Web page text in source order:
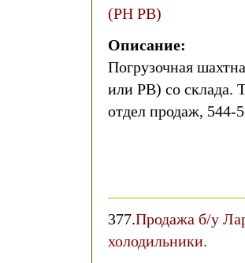
(РН РВ)
Описание:
Погрузочная
или РВ) со склада.
отдел продаж, 544-
377.Продажа б/у
холодильники.